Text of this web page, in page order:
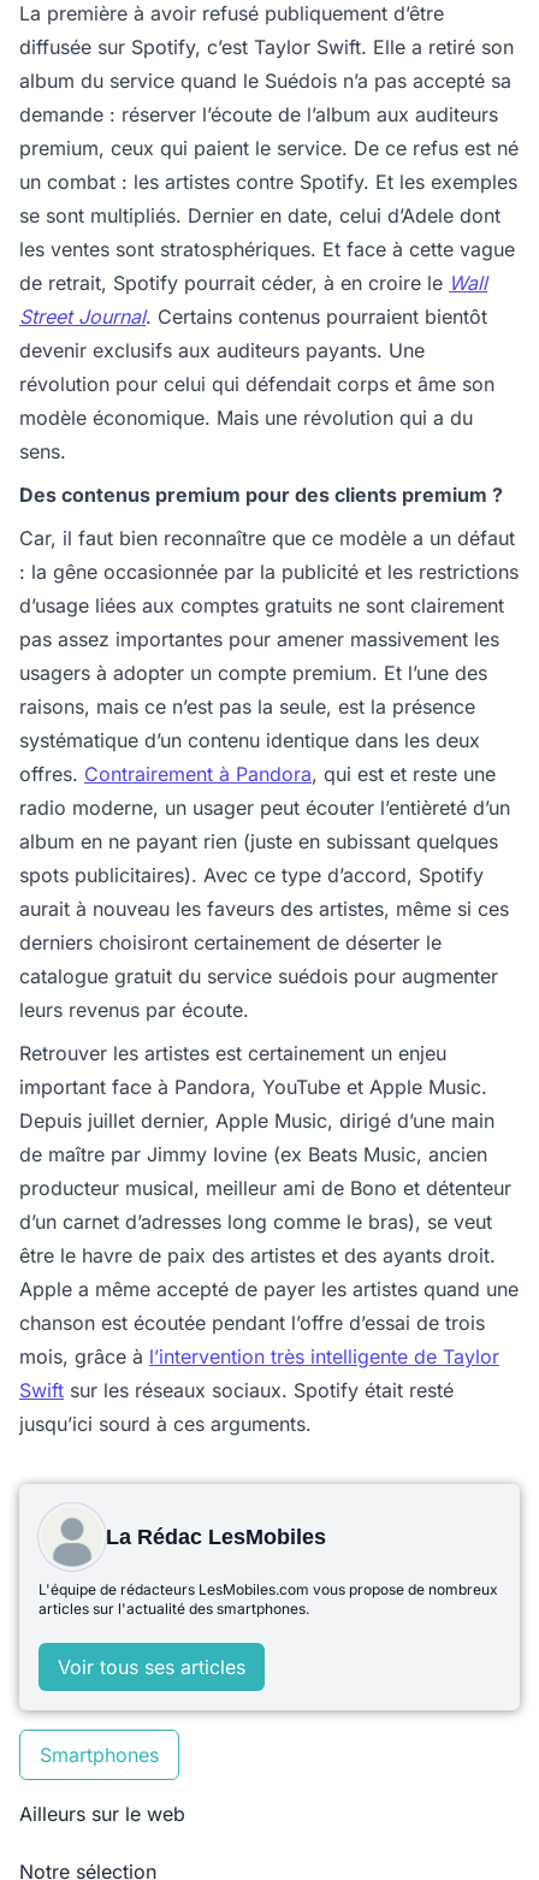
La première à avoir refusé publiquement d’être
diffusée sur Spotify, c’est Taylor Swift. Elle a retiré son
album du service quand le Suédois n’a pas accepté sa
demande : réserver l’écoute de l’album aux auditeurs
premium, ceux qui paient le service. De ce refus est né
un combat : les artistes contre Spotify. Et les exemples
se sont multipliés. Dernier en date, celui d’Adele dont
les ventes sont stratosphériques. Et face à cette vague
de retrait, Spotify pourrait céder, à en croire le Wall
Street Journal. Certains contenus pourraient bientôt
devenir exclusifs aux auditeurs payants. Une
révolution pour celui qui défendait corps et âme son
modèle économique. Mais une révolution qui a du
sens.
Des contenus premium pour des clients premium ?
Car, il faut bien reconnaître que ce modèle a un défaut
: la gêne occasionnée par la publicité et les restrictions
d’usage liées aux comptes gratuits ne sont clairement
pas assez importantes pour amener massivement les
usagers à adopter un compte premium. Et l’une des
raisons, mais ce n’est pas la seule, est la présence
systématique d’un contenu identique dans les deux
offres. Contrairement à Pandora, qui est et reste une
radio moderne, un usager peut écouter l’entièreté d’un
album en ne payant rien (juste en subissant quelques
spots publicitaires). Avec ce type d’accord, Spotify
aurait à nouveau les faveurs des artistes, même si ces
derniers choisiront certainement de déserter le
catalogue gratuit du service suédois pour augmenter
leurs revenus par écoute.
Retrouver les artistes est certainement un enjeu
important face à Pandora, YouTube et Apple Music.
Depuis juillet dernier, Apple Music, dirigé d’une main
de maître par Jimmy Iovine (ex Beats Music, ancien
producteur musical, meilleur ami de Bono et détenteur
d’un carnet d’adresses long comme le bras), se veut
être le havre de paix des artistes et des ayants droit.
Apple a même accepté de payer les artistes quand une
chanson est écoutée pendant l’offre d’essai de trois
mois, grâce à l’intervention très intelligente de Taylor
Swift sur les réseaux sociaux. Spotify était resté
jusqu’ici sourd à ces arguments.
La Rédac LesMobiles
L'équipe de rédacteurs LesMobiles.com vous propose de nombreux
articles sur l'actualité des smartphones.
Voir tous ses articles
Smartphones
Ailleurs sur le web
Notre sélection